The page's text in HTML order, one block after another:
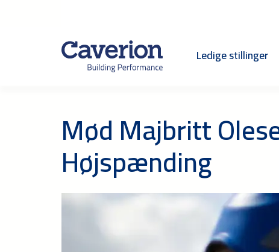
Ledige stillinger
Mød Majbritt
Højspænding